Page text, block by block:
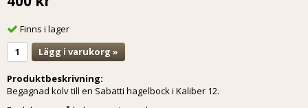
Finns i lager
Lägg i varukorg »
Produktbeskrivning:
Begagnad kolv till en Sabatti hagelbock i Kaliber 12.